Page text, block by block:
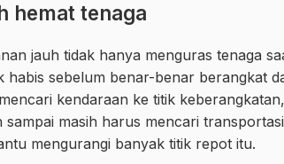
hemat tenaga
jauh tidak hanya menguras tenaga
habis sebelum benar-benar berangkat
kendaraan ke titik
sampai masih harus mencari
mengurangi banyak titik repot itu.